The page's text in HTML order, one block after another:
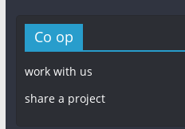
Co op
work with us
share a project